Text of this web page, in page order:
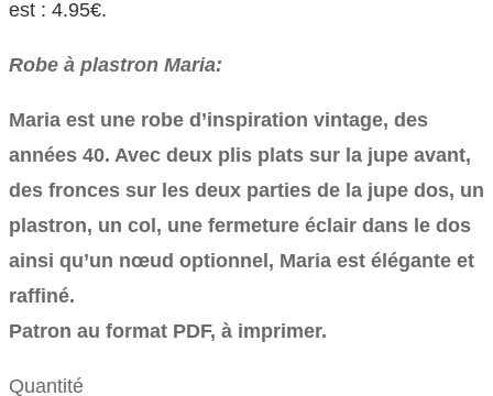
est : 4.95€.
Robe à plastron Maria:
Maria est une robe d’inspiration vintage, des
années 40. Avec deux plis plats sur la jupe avant,
des fronces sur les deux parties de la jupe dos, un
plastron, un col, une fermeture éclair dans le dos
ainsi qu’un nœud optionnel, Maria est élégante et
raffiné.
Patron au format PDF, à imprimer.
Quantité